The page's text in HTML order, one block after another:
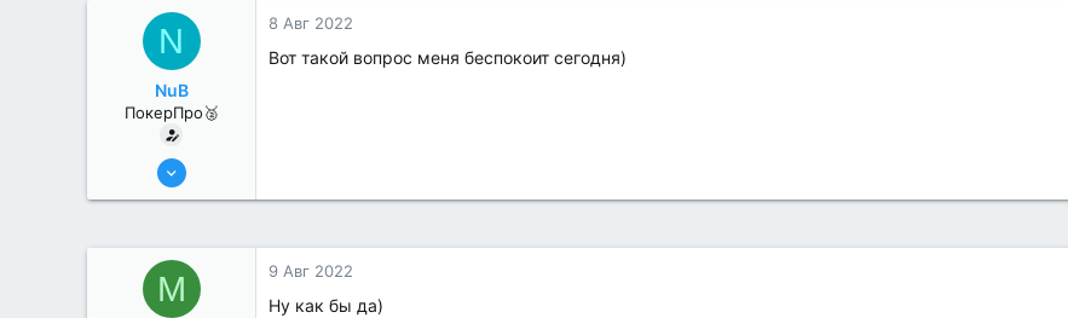
N
NuB
ПокерПро🥈
25 Июл 2022
8 Авг 2022
Вот такой вопрос меня беспокоит сегодня)
M 9 Авг 2022
Ну как бы да)